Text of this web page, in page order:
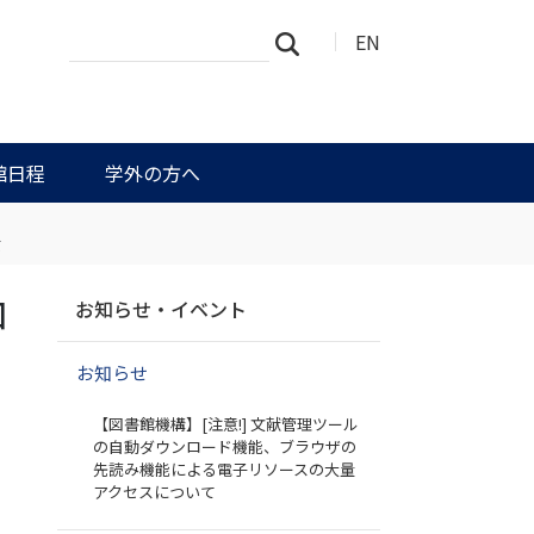
EN
日程 学外の方へ
イ
細
ゲ
お知らせ・イベント
お知らせ
【図書館機構】[注意!] 文献管理ツール
の自動ダウンロード機能、ブラウザの
先読み機能による電子リソースの大量
アクセスについて